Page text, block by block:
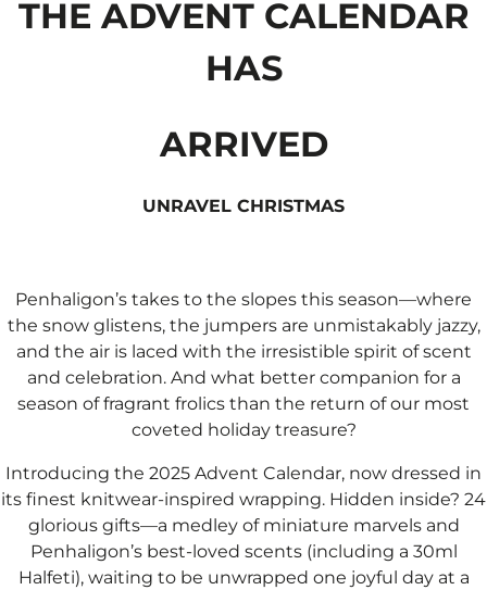
THE ADVENT CALENDAR
HAS
ARRIVED
UNRAVEL CHRISTMAS
Penhaligon’s takes to the slopes this season—where
the snow glistens, the jumpers are unmistakably jazzy,
and the air is laced with the irresistible spirit of scent
and celebration. And what better companion for a
season of fragrant frolics than the return of our most
coveted holiday treasure?
Introducing the 2025 Advent Calendar, now dressed in
its finest knitwear-inspired wrapping. Hidden inside? 24
glorious gifts—a medley of miniature marvels and
Penhaligon’s best-loved scents (including a 30ml
Halfeti), waiting to be unwrapped one joyful day at a